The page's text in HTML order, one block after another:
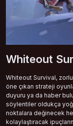
Whiteout
Whiteout Survival,
öne çıkan strateji
duyuru ya da haber
söylentiler oldukça
noktalara değinecek
kolaylaştıracak